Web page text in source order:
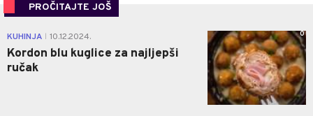
PROČITAJTE JOŠ
KUHINJA 10.12.2024.
Kordon blu kuglice za najljepši
ručak
0